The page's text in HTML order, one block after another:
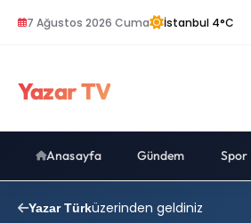
7 Ağustos 2026 Cuma İstanbul 4°C
Yazar TV
Anasayfa Gündem Spor
Yazar Türküzerinden geldiniz